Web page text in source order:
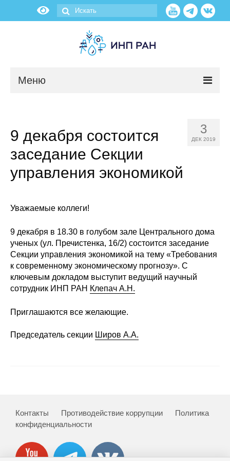
Меню
О нас
Об институте
Научные подразделения
Администрация
Сотрудники
Отчетность
Противодействие коррупции
Материалы для СМИ
Публикации
О журнале
Номера журналов
3
ДЕК 2019
9 декабря состоится
заседание Секции
управления экономикой
Уважаемые коллеги!
9 декабря в 18.30 в голубом зале Центрального дома
ученых (ул. Пречистенка, 16/2) состоится заседание
Секции управления экономикой на тему «Требования
к современному экономическому прогнозу». С
ключевым докладом выступит ведущий научный
сотрудник ИНП РАН Клепач А.Н.
Приглашаются все желающие.
Председатель секции Широв А.А.
Контакты Противодействие коррупции
Политика
конфиденциальности